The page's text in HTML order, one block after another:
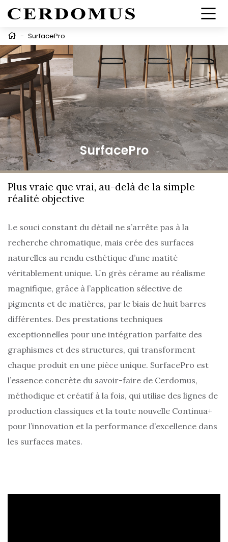
- SurfacePro
SurfacePro
Plus vraie que vrai, au-delà de la simple
réalité objective
Le souci constant du détail ne s’arrête pas à la
recherche chromatique, mais crée des surfaces
naturelles au rendu esthétique d’une matité
véritablement unique. Un grès cérame au réalisme
magnifique, grâce à l’application sélective de
pigments et de matières, par le biais de huit barres
différentes. Des prestations techniques
exceptionnelles pour une intégration parfaite des
graphismes et des structures, qui transforment
chaque produit en une pièce unique. SurfacePro est
l’essence concrète du savoir-faire de Cerdomus,
méthodique et créatif à la fois, qui utilise des lignes de
production classiques et la toute nouvelle Continua+
pour l’innovation et la performance d’excellence dans
les surfaces mates.